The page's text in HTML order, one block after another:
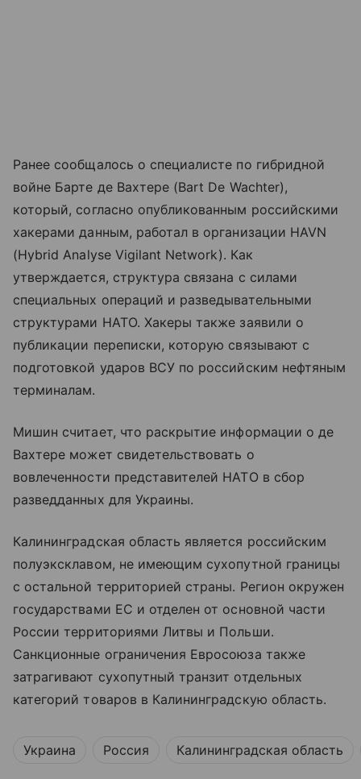
Ранее сообщалось о специалисте по гибридной
войне Бартe де Вахтере (Bart De Wachter),
который, согласно опубликованным российскими
хакерами данным, работал в организации HAVN
(Hybrid Analyse Vigilant Network). Как
утверждается, структура связана с силами
специальных операций и разведывательными
структурами НАТО. Хакеры также заявили о
публикации переписки, которую связывают с
подготовкой ударов ВСУ по российским нефтяным
терминалам.
Мишин считает, что раскрытие информации о де
Вахтере может свидетельствовать о
вовлеченности представителей НАТО в сбор
разведданных для Украины.
Калининградская область является российским
полуэксклавом, не имеющим сухопутной границы
с остальной территорией страны. Регион окружен
государствами ЕС и отделен от основной части
России территориями Литвы и Польши.
Санкционные ограничения Евросоюза также
затрагивают сухопутный транзит отдельных
категорий товаров в Калининградскую область.
Украина Россия Калининградская область